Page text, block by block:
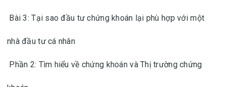
Bài 3: Tại sao đầu tư chứng khoán lại phù hợp với một
nhà đầu tư cá nhân
Phần 2: Tìm hiểu về chứng khoán và Thị trường chứng